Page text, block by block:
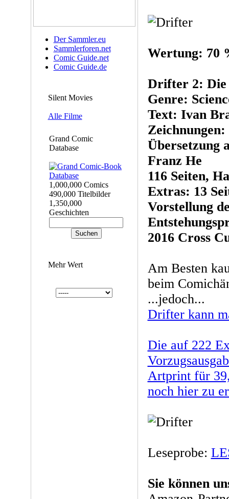
Der Sammler.eu
Sammlerforen.net
Comic Guide.net
Comic Guide.de
Silent Movies
Alle Filme
Grand Comic
Database
1,000,000 Comics
490,000 Titelbilder
1,350,000
Geschichten
Mehr Wert
Wertung: 70
Drifter 2: Die
Genre:
Text: Ivan
Übersetzung
Franz He
116 Seiten,
Extras: 13
Vorstellung
2016 Cross
Am Besten
beim
...jedoch...
Drifter kann
Die auf 222
Artprint für
noch hier zu
Leseprobe:
Sie können